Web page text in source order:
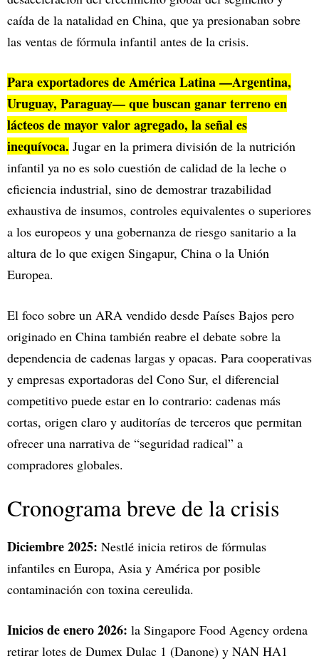
caída de la natalidad en China, que ya presionaban sobre
las ventas de fórmula infantil antes de la crisis.​
Para exportadores de América Latina —Argentina,
Uruguay, Paraguay— que buscan ganar terreno en
lácteos de mayor valor agregado, la señal es
inequívoca. Jugar en la primera división de la nutrición
infantil ya no es solo cuestión de calidad de la leche o
eficiencia industrial, sino de demostrar trazabilidad
exhaustiva de insumos, controles equivalentes o superiores
a los europeos y una gobernanza de riesgo sanitario a la
altura de lo que exigen Singapur, China o la Unión
Europea.​
El foco sobre un ARA vendido desde Países Bajos pero
originado en China también reabre el debate sobre la
dependencia de cadenas largas y opacas. Para cooperativas
y empresas exportadoras del Cono Sur, el diferencial
competitivo puede estar en lo contrario: cadenas más
cortas, origen claro y auditorías de terceros que permitan
ofrecer una narrativa de “seguridad radical” a
compradores globales.​
Cronograma breve de la crisis
Diciembre 2025: Nestlé inicia retiros de fórmulas
infantiles en Europa, Asia y América por posible
contaminación con toxina cereulida.​
Inicios de enero 2026: la Singapore Food Agency ordena
retirar lotes de Dumex Dulac 1 (Danone) y NAN HA1